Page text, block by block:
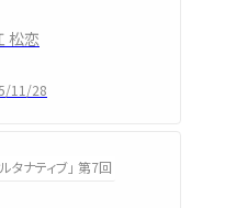
松恋
11/28
タナティブ」 第7回